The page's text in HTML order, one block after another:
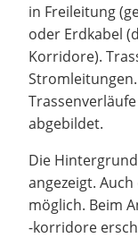
in Freileitung
oder Erdkabel
Korridore).
abgebildet.
Die
angezeigt.
möglich. Beim
-korridore